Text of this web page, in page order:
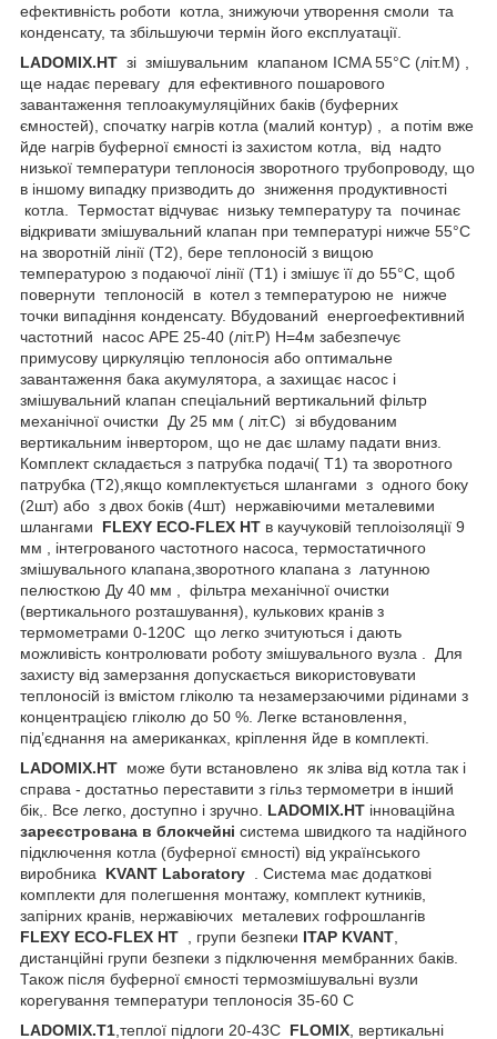
ефективність роботи котла, знижуючи утворення смоли та
конденсату, та збільшуючи термін його експлуатації.
LADOMIX.HT зі змішувальним клапаном ICMA 55°C (літ.М) ,
ще надає перевагу для ефективного пошарового
завантаження теплоакумуляційних баків (буферних
ємностей), спочатку нагрів котла (малий контур) , а потім вже
йде нагрів буферної ємності із захистом котла, від надто
низької температури теплоносія зворотного трубопроводу, що
в іншому випадку призводить до зниження продуктивності
котла. Термостат відчуває низьку температуру та починає
відкривати змішувальний клапан при температурі нижче 55°C
на зворотній лінії (Т2), бере теплоносій з вищою
температурою з подаючої лінії (Т1) і змішує її до 55°C, щоб
повернути теплоносій в котел з температурою не нижче
точки випадіння конденсату. Вбудований енергоефективний
частотний насос APE 25-40 (літ.Р) H=4м забезпечує
примусову циркуляцію теплоносія або оптимальне
завантаження бака акумулятора, а захищає насос і
змішувальний клапан спеціальний вертикальний фільтр
механічної очистки Ду 25 мм ( літ.С) зі вбудованим
вертикальним інвертором, що не дає шламу падати вниз.
Комплект складається з патрубка подачі( Т1) та зворотного
патрубка (Т2),якщо комплектується шлангами з одного боку
(2шт) або з двох боків (4шт) нержавіючими металевими
шлангами FLEXY ECO-FLEX HT в каучуковій теплоізоляції 9
мм
, інтегрованого частотного насоса, термостатичного
змішувального клапана,зворотного клапана з латунною
пелюсткою Ду 40 мм , фільтра механічної очистки
(вертикального розташування), кулькових кранів з
термометрами 0-120С що легко зчитуються і дають
можливість контролювати роботу змішувального вузла . Для
захисту від замерзання допускається використовувати
теплоносій із вмістом гліколю та незамерзаючими рідинами з
концентрацією гліколю до 50 %. Легке встановлення,
під’єднання на американках, кріплення йде в комплекті.
LADOMIX.HT може бути встановлено як зліва від котла так і
справа - достатньо переставити з гільз термометри в інший
бік,. Все легко, доступно і зручно. LADOMIX.HT інноваційна
зареєстрована в блокчейні система швидкого та надійного
підключення котла (буферної ємності) від українського
виробника
KVANT Laboratory . Система має додаткові
комплекти для полегшення монтажу, комплект кутників,
запірних кранів, нержавіючих металевих гофрошлангів
FLEXY ECO-FLEX HT , групи безпеки ITAP KVANT
дистанційні групи безпеки з підключення мембранних баків.
Також після буферної ємності термозмішувальні вузли
корегування температури теплоносія 35-60 С
LADOMIX.Т1 ,теплої підлоги 20-43С FLOMIX , вертикальні